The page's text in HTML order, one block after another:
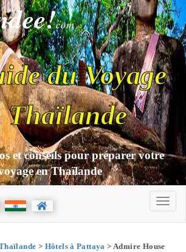
com
du Voyage
Thaïlande
et conseils pour préparer votre
en Thaïlande
> Hôtels à Pattaya > Admire House